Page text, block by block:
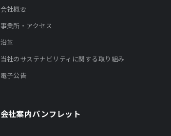
会社概要
事業所・アクセス
沿革
当社のサステナビリティに関する取り組み
電子公告
会社案内パンフレット